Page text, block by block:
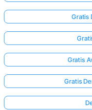
Gratis
Gratis
Gratis